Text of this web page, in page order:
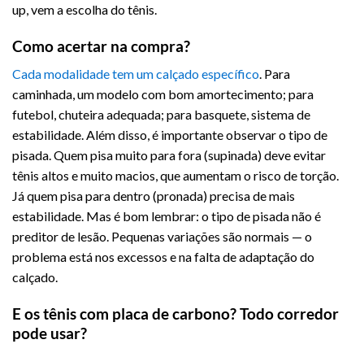
up, vem a escolha do tênis.
Como acertar na compra?
Cada modalidade tem um calçado específico. Para
caminhada, um modelo com bom amortecimento; para
futebol, chuteira adequada; para basquete, sistema de
estabilidade. Além disso, é importante observar o tipo de
pisada. Quem pisa muito para fora (supinada) deve evitar
tênis altos e muito macios, que aumentam o risco de torção.
Já quem pisa para dentro (pronada) precisa de mais
estabilidade. Mas é bom lembrar: o tipo de pisada não é
preditor de lesão. Pequenas variações são normais — o
problema está nos excessos e na falta de adaptação do
calçado.
E os tênis com placa de carbono? Todo corredor
pode usar?